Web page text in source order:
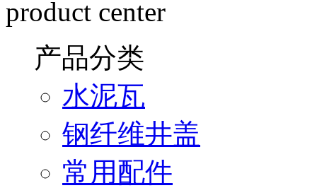
product center
产品分类
水泥瓦
钢纤维井盖
常用配件